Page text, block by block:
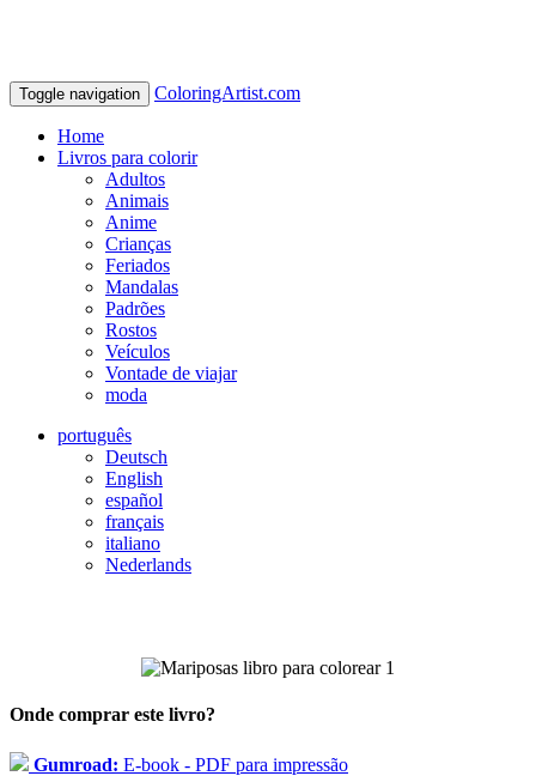
Toggle navigation ColoringArtist.com
Home
Livros para colorir
Adultos
Animais
Anime
Crianças
Feriados
Mandalas
Padrões
Rostos
Veículos
Vontade de viajar
moda
português
Deutsch
English
español
français
italiano
Nederlands
Onde comprar este livro?
Gumroad: E-book - PDF para impressão